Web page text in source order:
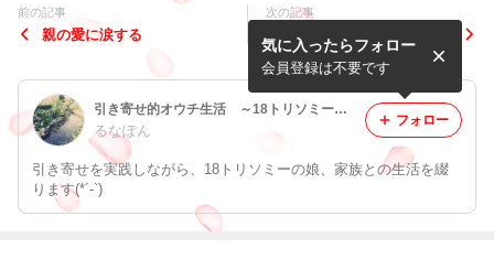
前の記事
親の愛に涙する
次の記事
満タン給油入りまーす(*≧∀≦
*)
引き寄せ的オウチ生活 ～18トリソミーの子と共に今を生きる～
るなぽん
引き寄せを実践しながら、18トリソミーの娘、家族との生活を綴
ります(*´-`)
気に入ったらフォロー
会員登録は不要です
フォロー